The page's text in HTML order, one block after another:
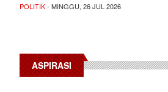
POLITIK- MINGGU, 26 JUL 2026
ASPIRASI